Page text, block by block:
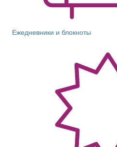
Ежедневники и блокноты